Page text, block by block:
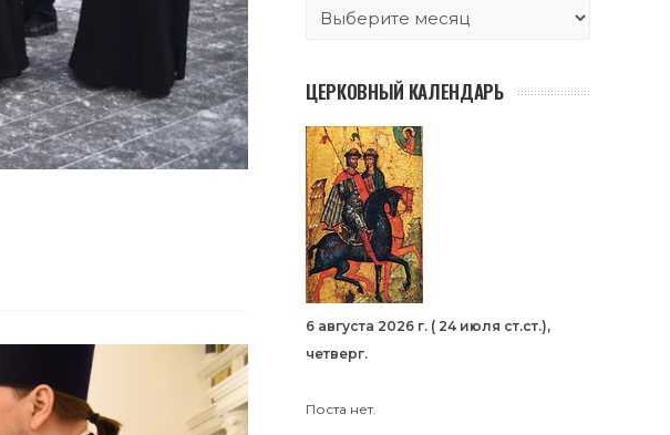
ЦЕРКОВНЫЙ КАЛЕНДАРЬ
6 августа 2026 г. ( 24 июля ст.ст.),
четверг.
Поста нет.